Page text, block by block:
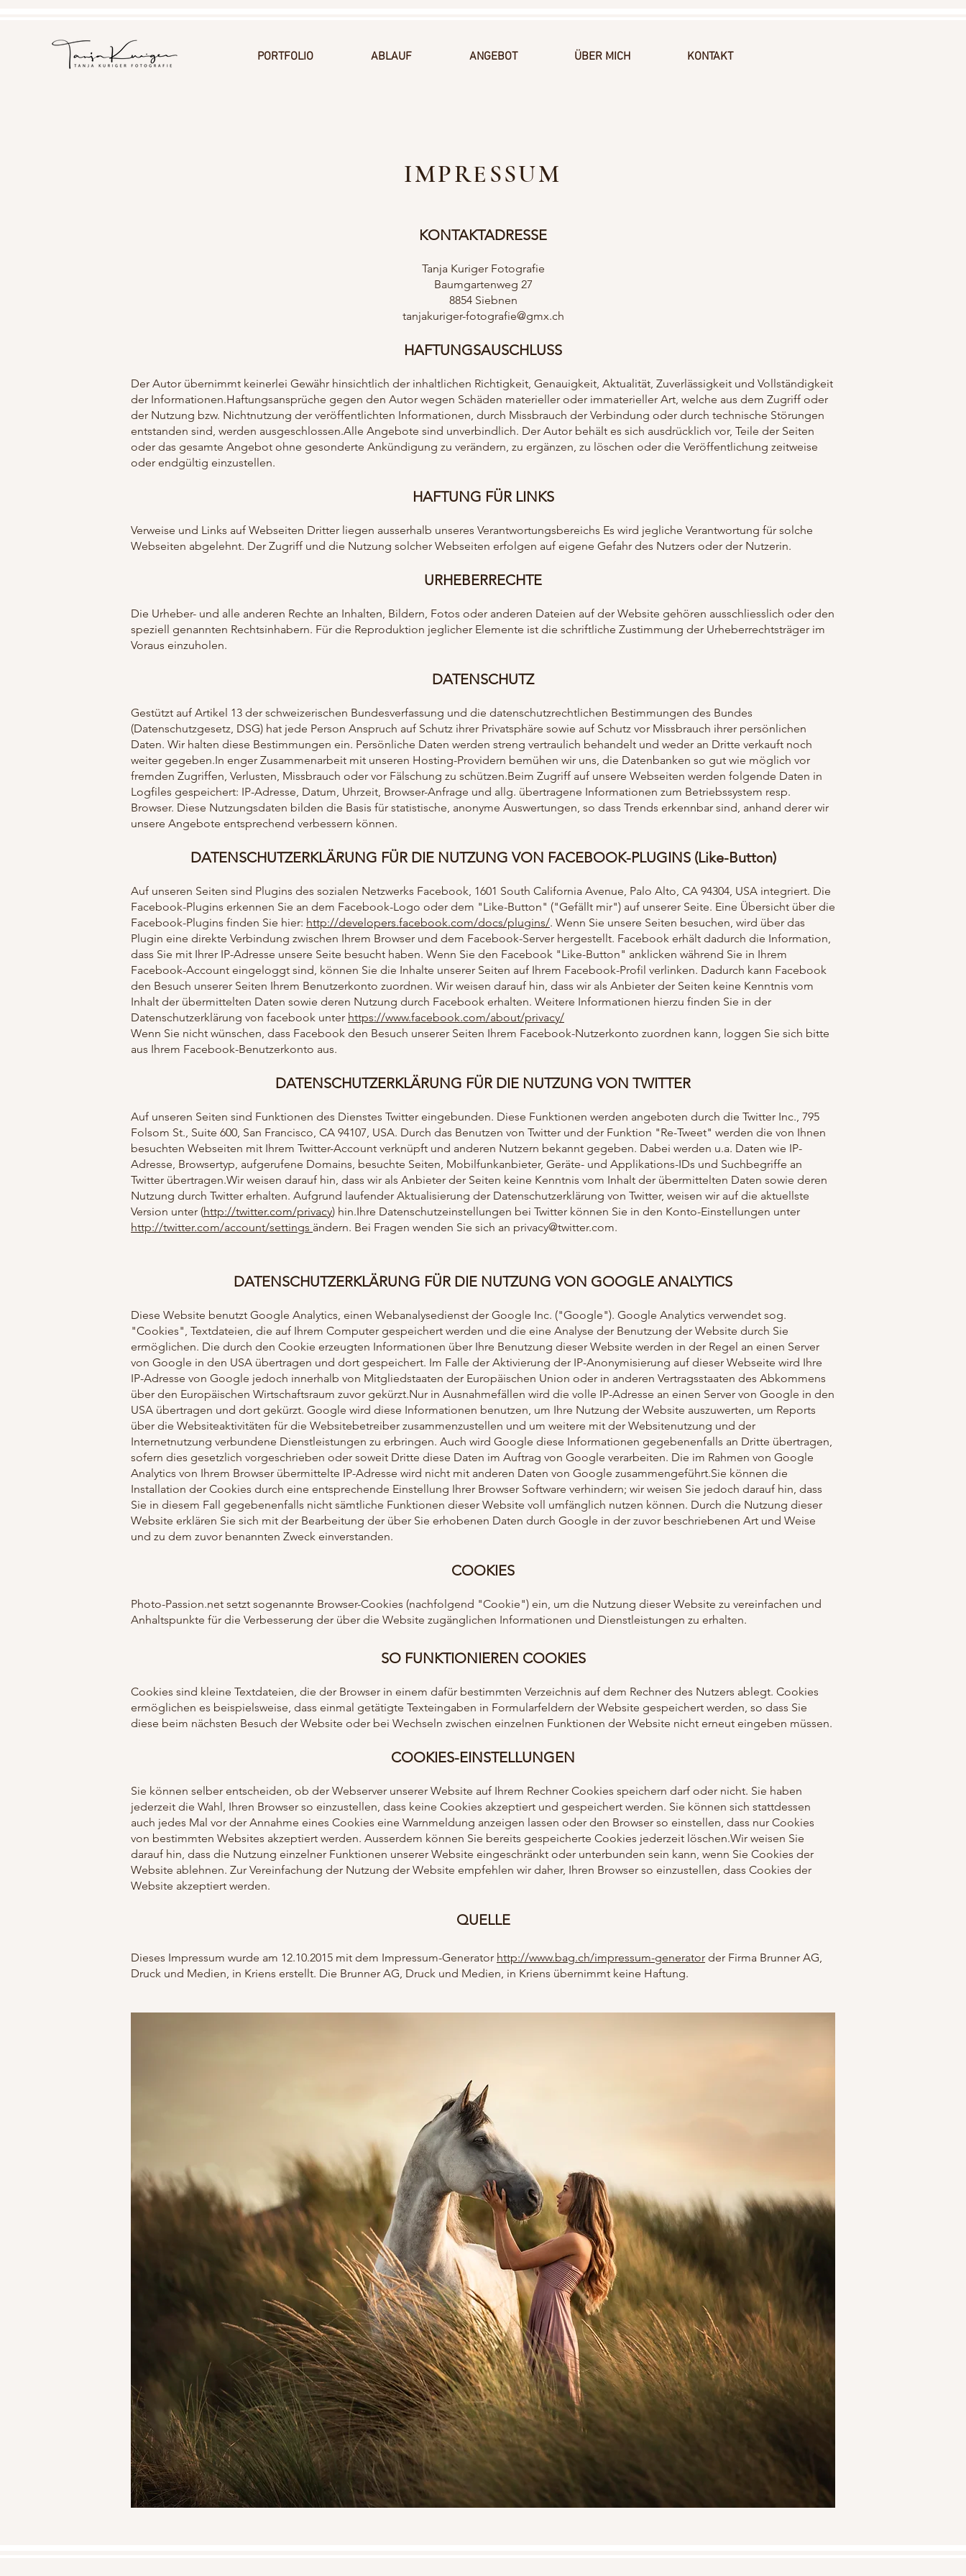
PORTFOLIO ABLAUF ANGEBOT ÜBER MICH KONTAKT
IMPRESSUM
KONTAKTADRESSE
Tanja Kuriger Fotografie
Baumgartenweg 27
8854 Siebnen
tanjakuriger-fotografie@gmx.ch
HAFTUNGSAUSCHLUSS
Der Autor übernimmt keinerlei Gewähr hinsichtlich der inhaltlichen Richtigkeit, Genauigkeit, Aktualität, Zuverlässigkeit und Vollständigkeit
der Informationen.Haftungsansprüche gegen den Autor wegen Schäden materieller oder immaterieller Art, welche aus dem Zugriff oder
der Nutzung bzw. Nichtnutzung der veröffentlichten Informationen, durch Missbrauch der Verbindung oder durch technische Störungen
entstanden sind, werden ausgeschlossen.Alle Angebote sind unverbindlich. Der Autor behält es sich ausdrücklich vor, Teile der Seiten
oder das gesamte Angebot ohne gesonderte Ankündigung zu verändern, zu ergänzen, zu löschen oder die Veröffentlichung zeitweise
oder endgültig einzustellen.
HAFTUNG FÜR LINKS
Verweise und Links auf Webseiten Dritter liegen ausserhalb unseres Verantwortungsbereichs Es wird jegliche Verantwortung für solche
Webseiten abgelehnt. Der Zugriff und die Nutzung solcher Webseiten erfolgen auf eigene Gefahr des Nutzers oder der Nutzerin.
URHEBERRECHTE
Die Urheber- und alle anderen Rechte an Inhalten, Bildern, Fotos oder anderen Dateien auf der Website gehören ausschliesslich oder den
speziell genannten Rechtsinhabern. Für die Reproduktion jeglicher Elemente ist die schriftliche Zustimmung der Urheberrechtsträger im
Voraus einzuholen.
DATENSCHUTZ
Gestützt auf Artikel 13 der schweizerischen Bundesverfassung und die datenschutzrechtlichen Bestimmungen des Bundes
(Datenschutzgesetz, DSG) hat jede Person Anspruch auf Schutz ihrer Privatsphäre sowie auf Schutz vor Missbrauch ihrer persönlichen
Daten. Wir halten diese Bestimmungen ein. Persönliche Daten werden streng vertraulich behandelt und weder an Dritte verkauft noch
weiter gegeben.In enger Zusammenarbeit mit unseren Hosting-Providern bemühen wir uns, die Datenbanken so gut wie möglich vor
fremden Zugriffen, Verlusten, Missbrauch oder vor Fälschung zu schützen.Beim Zugriff auf unsere Webseiten werden folgende Daten in
Logfiles gespeichert: IP-Adresse, Datum, Uhrzeit, Browser-Anfrage und allg. übertragene Informationen zum Betriebssystem resp.
Browser. Diese Nutzungsdaten bilden die Basis für statistische, anonyme Auswertungen, so dass Trends erkennbar sind, anhand derer wir
unsere Angebote entsprechend verbessern können.
DATENSCHUTZERKLÄRUNG FÜR DIE NUTZUNG VON FACEBOOK-PLUGINS (Like-Button)
Auf unseren Seiten sind Plugins des sozialen Netzwerks Facebook, 1601 South California Avenue, Palo Alto, CA 94304, USA integriert. Die
Facebook-Plugins erkennen Sie an dem Facebook-Logo oder dem "Like-Button" ("Gefällt mir") auf unserer Seite. Eine Übersicht über die
Facebook-Plugins finden Sie hier: http://developers.facebook.com/docs/plugins/. Wenn Sie unsere Seiten besuchen, wird über das
Plugin eine direkte Verbindung zwischen Ihrem Browser und dem Facebook-Server hergestellt. Facebook erhält dadurch die Information,
dass Sie mit Ihrer IP-Adresse unsere Seite besucht haben. Wenn Sie den Facebook "Like-Button" anklicken während Sie in Ihrem
Facebook-Account eingeloggt sind, können Sie die Inhalte unserer Seiten auf Ihrem Facebook-Profil verlinken. Dadurch kann Facebook
den Besuch unserer Seiten Ihrem Benutzerkonto zuordnen. Wir weisen darauf hin, dass wir als Anbieter der Seiten keine Kenntnis vom
Inhalt der übermittelten Daten sowie deren Nutzung durch Facebook erhalten. Weitere Informationen hierzu finden Sie in der
Datenschutzerklärung von facebook unter https://www.facebook.com/about/privacy/
Wenn Sie nicht wünschen, dass Facebook den Besuch unserer Seiten Ihrem Facebook-Nutzerkonto zuordnen kann, loggen Sie sich bitte
aus Ihrem Facebook-Benutzerkonto aus.
DATENSCHUTZERKLÄRUNG FÜR DIE NUTZUNG VON TWITTER
Auf unseren Seiten sind Funktionen des Dienstes Twitter eingebunden. Diese Funktionen werden angeboten durch die Twitter Inc., 795
Folsom St., Suite 600, San Francisco, CA 94107, USA. Durch das Benutzen von Twitter und der Funktion "Re-Tweet" werden die von Ihnen
besuchten Webseiten mit Ihrem Twitter-Account verknüpft und anderen Nutzern bekannt gegeben. Dabei werden u.a. Daten wie IP-
Adresse, Browsertyp, aufgerufene Domains, besuchte Seiten, Mobilfunkanbieter, Geräte- und Applikations-IDs und Suchbegriffe an
Twitter übertragen.Wir weisen darauf hin, dass wir als Anbieter der Seiten keine Kenntnis vom Inhalt der übermittelten Daten sowie deren
Nutzung durch Twitter erhalten. Aufgrund laufender Aktualisierung der Datenschutzerklärung von Twitter, weisen wir auf die aktuellste
Version unter (http://twitter.com/privacy) hin.Ihre Datenschutzeinstellungen bei Twitter können Sie in den Konto-Einstellungen unter
http://twitter.com/account/settings ändern. Bei Fragen wenden Sie sich an privacy@twitter.com.
DATENSCHUTZERKLÄRUNG FÜR DIE NUTZUNG VON GOOGLE ANALYTICS
Diese Website benutzt Google Analytics, einen Webanalysedienst der Google Inc. ("Google"). Google Analytics verwendet sog.
"Cookies", Textdateien, die auf Ihrem Computer gespeichert werden und die eine Analyse der Benutzung der Website durch Sie
ermöglichen. Die durch den Cookie erzeugten Informationen über Ihre Benutzung dieser Website werden in der Regel an einen Server
von Google in den USA übertragen und dort gespeichert. Im Falle der Aktivierung der IP-Anonymisierung auf dieser Webseite wird Ihre
IP-Adresse von Google jedoch innerhalb von Mitgliedstaaten der Europäischen Union oder in anderen Vertragsstaaten des Abkommens
über den Europäischen Wirtschaftsraum zuvor gekürzt.Nur in Ausnahmefällen wird die volle IP-Adresse an einen Server von Google in den
USA übertragen und dort gekürzt. Google wird diese Informationen benutzen, um Ihre Nutzung der Website auszuwerten, um Reports
über die Websiteaktivitäten für die Websitebetreiber zusammenzustellen und um weitere mit der Websitenutzung und der
Internetnutzung verbundene Dienstleistungen zu erbringen. Auch wird Google diese Informationen gegebenenfalls an Dritte übertragen,
sofern dies gesetzlich vorgeschrieben oder soweit Dritte diese Daten im Auftrag von Google verarbeiten. Die im Rahmen von Google
Analytics von Ihrem Browser übermittelte IP-Adresse wird nicht mit anderen Daten von Google zusammengeführt.Sie können die
Installation der Cookies durch eine entsprechende Einstellung Ihrer Browser Software verhindern; wir weisen Sie jedoch darauf hin, dass
Sie in diesem Fall gegebenenfalls nicht sämtliche Funktionen dieser Website voll umfänglich nutzen können. Durch die Nutzung dieser
Website erklären Sie sich mit der Bearbeitung der über Sie erhobenen Daten durch Google in der zuvor beschriebenen Art und Weise
und zu dem zuvor benannten Zweck einverstanden.
COOKIES
Photo-Passion.net setzt sogenannte Browser-Cookies (nachfolgend "Cookie") ein, um die Nutzung dieser Website zu vereinfachen und
Anhaltspunkte für die Verbesserung der über die Website zugänglichen Informationen und Dienstleistungen zu erhalten.
SO FUNKTIONIEREN COOKIES
Cookies sind kleine Textdateien, die der Browser in einem dafür bestimmten Verzeichnis auf dem Rechner des Nutzers ablegt. Cookies
ermöglichen es beispielsweise, dass einmal getätigte Texteingaben in Formularfeldern der Website gespeichert werden, so dass Sie
diese beim nächsten Besuch der Website oder bei Wechseln zwischen einzelnen Funktionen der Website nicht erneut eingeben müssen.
COOKIES-EINSTELLUNGEN
Sie können selber entscheiden, ob der Webserver unserer Website auf Ihrem Rechner Cookies speichern darf oder nicht. Sie haben
jederzeit die Wahl, Ihren Browser so einzustellen, dass keine Cookies akzeptiert und gespeichert werden. Sie können sich stattdessen
auch jedes Mal vor der Annahme eines Cookies eine Warnmeldung anzeigen lassen oder den Browser so einstellen, dass nur Cookies
von bestimmten Websites akzeptiert werden. Ausserdem können Sie bereits gespeicherte Cookies jederzeit löschen.Wir weisen Sie
darauf hin, dass die Nutzung einzelner Funktionen unserer Website eingeschränkt oder unterbunden sein kann, wenn Sie Cookies der
Website ablehnen. Zur Vereinfachung der Nutzung der Website empfehlen wir daher, Ihren Browser so einzustellen, dass Cookies der
Website akzeptiert werden.
QUELLE
Dieses Impressum wurde am 12.10.2015 mit dem Impressum-Generator http://www.bag.ch/impressum-generator der Firma Brunner AG,
Druck und Medien, in Kriens erstellt. Die Brunner AG, Druck und Medien, in Kriens übernimmt keine Haftung.